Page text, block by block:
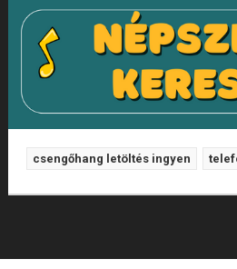
csengőhang letöltés ingyen